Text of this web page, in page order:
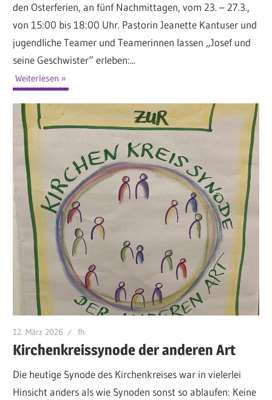
den Osterferien, an fünf Nachmittagen, vom 23. – 27.3.,
von 15:00 bis 18:00 Uhr. Pastorin Jeanette Kantuser und
jugendliche Teamer und Teamerinnen lassen „Josef und
seine Geschwister“ erleben:...
Weiterlesen
12. März 2026 fh
Kirchenkreissynode der anderen Art
Die heutige Synode des Kirchenkreises war in vielerlei
Hinsicht anders als wie Synoden sonst so ablaufen: Keine